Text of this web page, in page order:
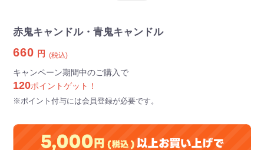
赤鬼キャンドル・青鬼キャンドル
660 円 (税込)
キャンペーン期間中のご購入で
120ポイントゲット！
※ポイント付与には会員登録が必要です。